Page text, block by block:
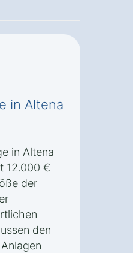
in Altena
in Altena
12.000 €
der
den